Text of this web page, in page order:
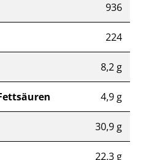
936
224
8,2 g
4,9 g
30,9 g
22,3 g